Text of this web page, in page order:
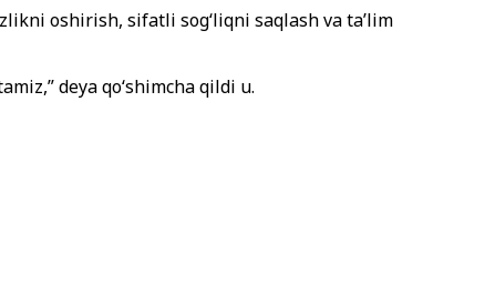
oshirish, sifatli sog‘liqni saqlash va ta’lim
deya qo‘shimcha qildi u.